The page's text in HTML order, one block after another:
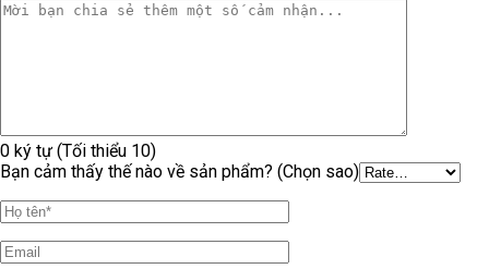
0 ký tự (Tối thiểu 10)
Bạn cảm thấy thế nào về sản phẩm? (Chọn sao)